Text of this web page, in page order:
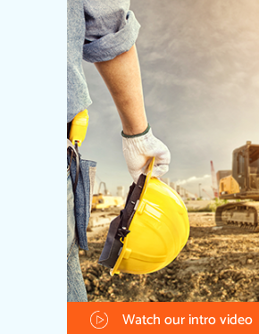
Watch our intro video